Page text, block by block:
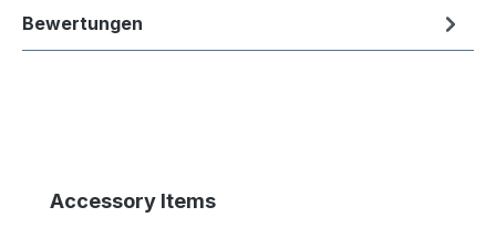
Bewertungen
Produktgalerie überspringen
Accessory Items